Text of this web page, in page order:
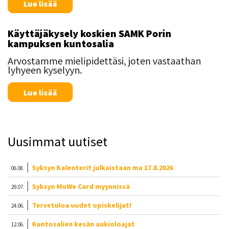
Lue lisää
Käyttäjäkysely koskien SAMK Porin
kampuksen kuntosalia
Arvostamme mielipidettäsi, joten vastaathan
lyhyeen kyselyyn.
Lue lisää
Uusimmat uutiset
06.08. Syksyn Kalenterit julkaistaan ma 17.8.2026
29.07. Syksyn MoWe Card myynnissä
24.06. Tervetuloa uudet opiskelijat!
12.06. Kuntosalien kesän aukioloajat